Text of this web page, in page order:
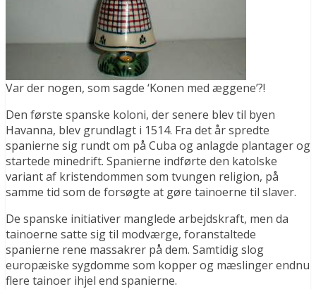
Var der nogen, som sagde ‘Konen med æggene’?!
Den første spanske koloni, der senere blev til byen
Havanna, blev grundlagt i 1514. Fra det år spredte
spanierne sig rundt om på Cuba og anlagde plantager og
startede minedrift. Spanierne indførte den katolske
variant af kristendommen som tvungen religion, på
samme tid som de forsøgte at gøre tainoerne til slaver.
De spanske initiativer manglede arbejdskraft, men da
tainoerne satte sig til modværge, foranstaltede
spanierne rene massakrer på dem. Samtidig slog
europæiske sygdomme som kopper og mæslinger endnu
flere tainoer ihjel end spanierne.